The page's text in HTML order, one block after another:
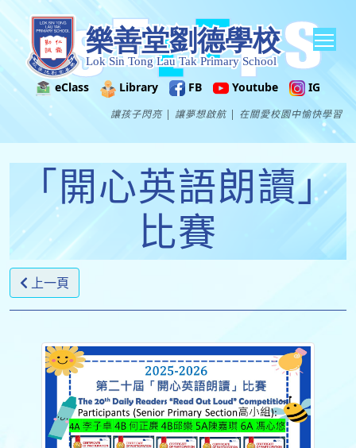
eClass Library FB Youtube IG
讓孩子閃亮 | 讓夢想啟航 | 在關愛校園中愉快學習
「開心英語朗讀」
比賽
上一頁